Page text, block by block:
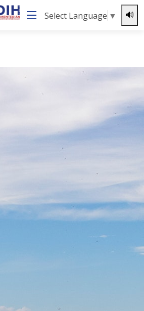
Select Language ▼ 🔊